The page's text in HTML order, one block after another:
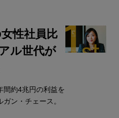
性社員比
ル世代が
間約4兆円の利益を
ン・チェース。